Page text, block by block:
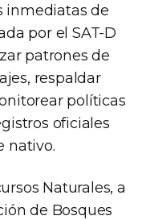
inmediatas de
por el SAT-D
patrones de
respaldar
políticas
oficiales
nativo.
Naturales, a
de Bosques